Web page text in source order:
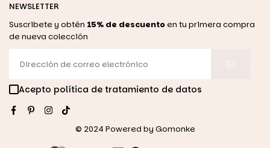
NEWSLETTER
Suscribete y obtén 15% de descuentoen tu primera compra
de nueva colección
Acepto política de tratamiento de datos
FacebookPinterestInstagram
© 2024 Powered by Gomonke